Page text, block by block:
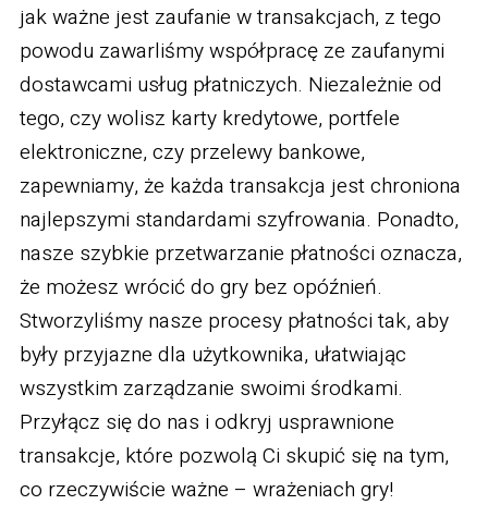
jak ważne jest zaufanie w transakcjach, z tego
powodu zawarliśmy współpracę ze zaufanymi
dostawcami usług płatniczych. Niezależnie od
tego, czy wolisz karty kredytowe, portfele
elektroniczne, czy przelewy bankowe,
zapewniamy, że każda transakcja jest chroniona
najlepszymi standardami szyfrowania. Ponadto,
nasze szybkie przetwarzanie płatności oznacza,
że możesz wrócić do gry bez opóźnień.
Stworzyliśmy nasze procesy płatności tak, aby
były przyjazne dla użytkownika, ułatwiając
wszystkim zarządzanie swoimi środkami.
Przyłącz się do nas i odkryj usprawnione
transakcje, które pozwolą Ci skupić się na tym,
co rzeczywiście ważne – wrażeniach gry!